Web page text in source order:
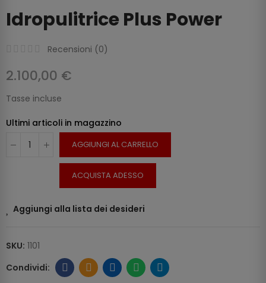
Idropulitrice Plus Power
Recensioni (0)
2.100,00 €
Tasse incluse
Ultimi articoli in magazzino
AGGIUNGI AL CARRELLO
ACQUISTA ADESSO
Aggiungi alla lista dei desideri
SKU: 1101